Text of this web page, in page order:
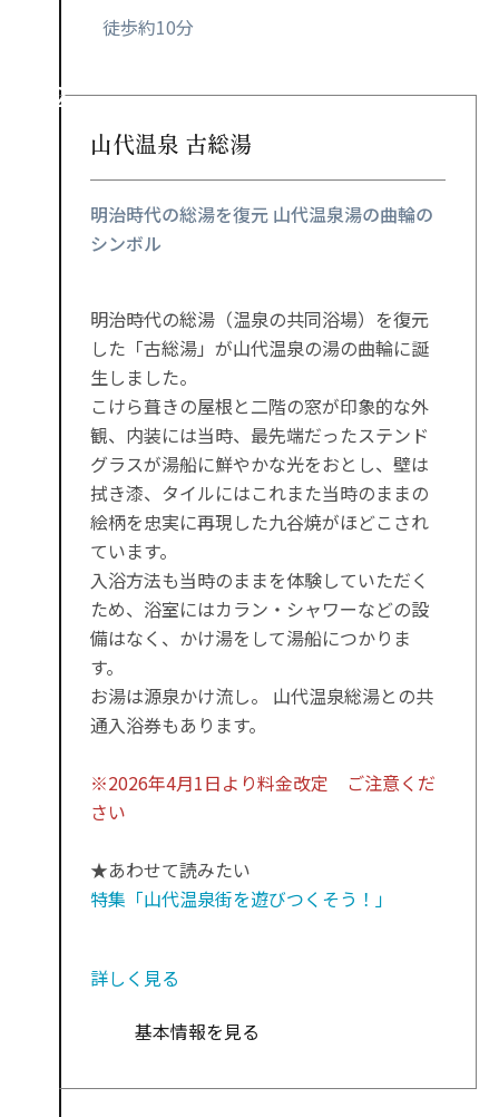
徒歩約10分
山代温泉 古総湯
明治時代の総湯を復元 山代温泉湯の曲輪の
シンボル
明治時代の総湯（温泉の共同浴場）を復元
した「古総湯」が山代温泉の湯の曲輪に誕
生しました。
こけら葺きの屋根と二階の窓が印象的な外
観、内装には当時、最先端だったステンド
グラスが湯船に鮮やかな光をおとし、壁は
拭き漆、タイルにはこれまた当時のままの
絵柄を忠実に再現した九谷焼がほどこされ
ています。
入浴方法も当時のままを体験していただく
ため、浴室にはカラン・シャワーなどの設
備はなく、かけ湯をして湯船につかりま
す。
お湯は源泉かけ流し。 山代温泉総湯との共
通入浴券もあります。
※2026年4月1日より料金改定 ご注意くだ
さい
★あわせて読みたい
特集「山代温泉街を遊びつくそう！」
詳しく見る
基本情報を見る